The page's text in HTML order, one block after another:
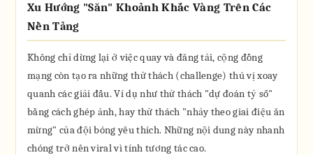
Xu Hướng "Săn" Khoảnh Khắc Vàng Trên Các
Nền Tảng
Không chỉ dừng lại ở việc quay và đăng tải, cộng đồng
mạng còn tạo ra những thử thách (challenge) thú vị xoay
quanh các giải đấu. Ví dụ như thử thách "dự đoán tỷ số"
bằng cách ghép ảnh, hay thử thách "nhảy theo giai điệu ăn
mừng" của đội bóng yêu thích. Những nội dung này nhanh
chóng trở nên viral vì tính tương tác cao.